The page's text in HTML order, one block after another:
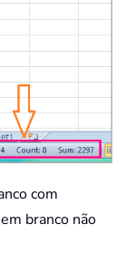
com
branco não